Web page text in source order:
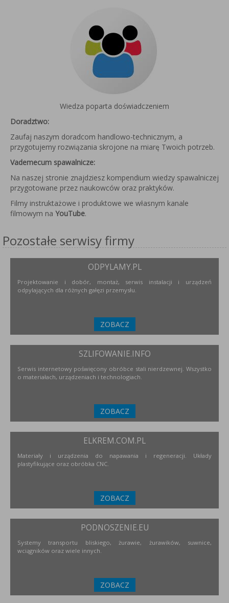
Wiedza poparta doświadczeniem
Doradztwo:
Zaufaj naszym doradcom handlowo-technicznym, a
przygotujemy rozwiązania skrojone na miarę Twoich potrzeb.
Vademecum spawalnicze:
Na naszej stronie znajdziesz kompendium wiedzy spawalniczej
przygotowane przez naukowców oraz praktyków.
Filmy instruktażowe i produktowe we własnym kanale
filmowym na YouTube.
Pozostałe serwisy firmy
ODPYLAMY.PL
Projektowanie i dobór, montaż, serwis instalacji i urządzeń
odpylających dla różnych gałęzi przemysłu.
ZOBACZ
SZLIFOWANIE.INFO
Serwis internetowy poświęcony obróbce stali nierdzewnej. Wszystko
o materiałach, urządzeniach i technologiach.
ZOBACZ
ELKREM.COM.PL
Materiały i urządzenia do napawania i regeneracji. Układy
plastyfikujące oraz obróbka CNC.
ZOBACZ
PODNOSZENIE.EU
Systemy transportu bliskiego, żurawie, żurawików, suwnice,
wciągników oraz wiele innych.
ZOBACZ